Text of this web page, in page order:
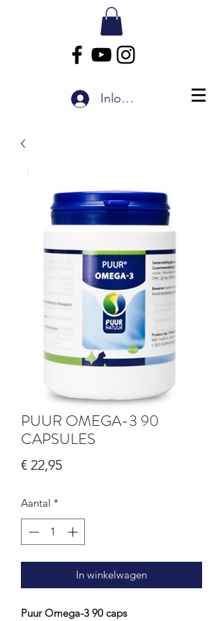
Inloggen
PUUR OMEGA-3 90
CAPSULES
€ 22,95Prijs
Aantal *
In winkelwagen
Puur Omega-3 90 caps